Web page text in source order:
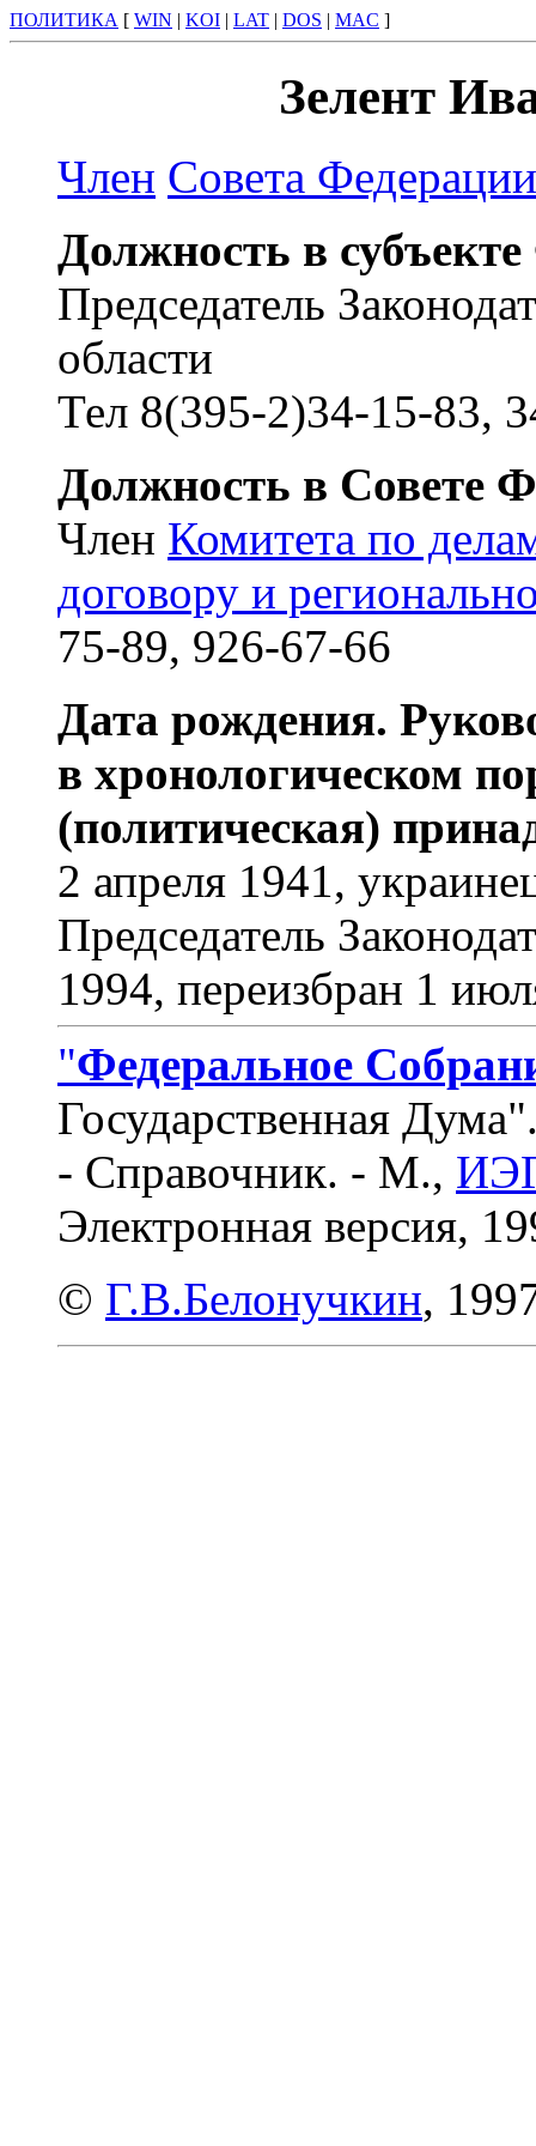
ПОЛИТИКА [ WIN | KOI | LAT | DOS | MAC ]
Зелент
Член Совета Федерации
Должность в
Председатель
области
Тел 8(395-2)34-15-83,
Должность в Совете
Член Комитета по
договору и
75-89, 926-67-66
Дата рождения.
в хронологическом
(политическая)
2 апреля 1941,
Председатель
1994, переизбран 1
"Федеральное
Государственная
- Справочник. - М.,
Электронная версия,
© Г.В.Белонучкин,